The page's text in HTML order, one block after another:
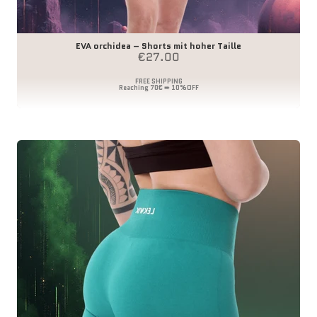
EVA orchidea – Shorts mit hoher Taille
Angebot
€27.00